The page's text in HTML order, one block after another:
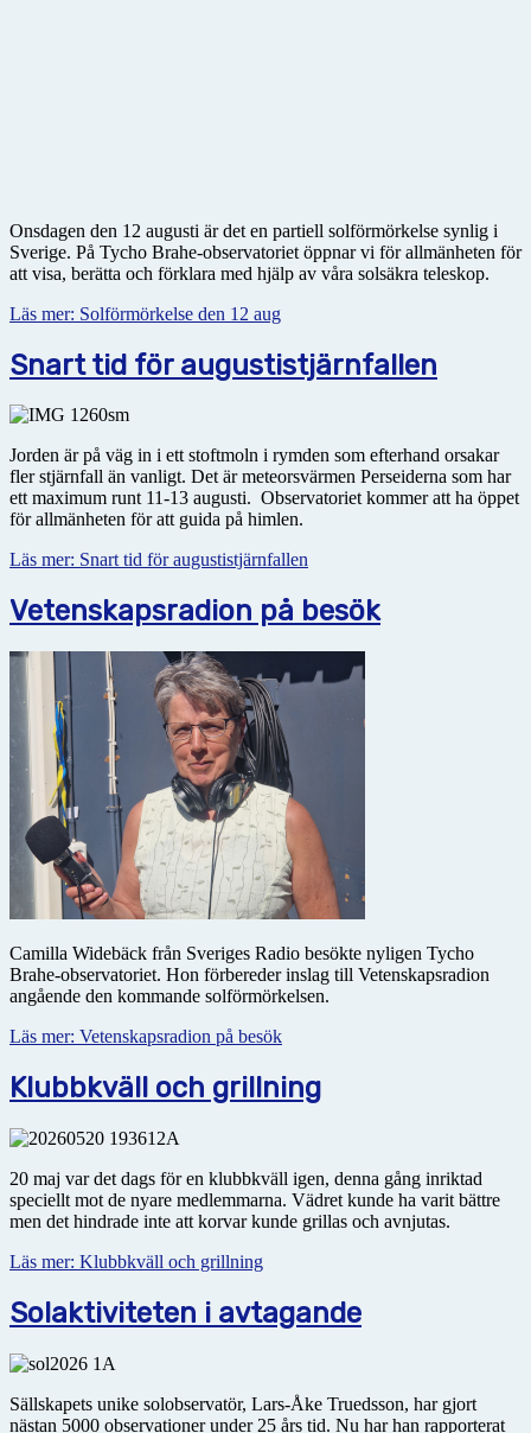
Onsdagen den 12 augusti är det en partiell solförmörkelse synlig i
Sverige. På Tycho Brahe-observatoriet öppnar vi för allmänheten för
att visa, berätta och förklara med hjälp av våra solsäkra teleskop.
Läs mer: Solförmörkelse den 12 aug
Snart tid för augustistjärnfallen
Jorden är på väg in i ett stoftmoln i rymden som efterhand orsakar
fler stjärnfall än vanligt. Det är meteorsvärmen Perseiderna som har
ett maximum runt 11-13 augusti. Observatoriet kommer att ha öppet
för allmänheten för att guida på himlen.
Läs mer: Snart tid för augustistjärnfallen
Vetenskapsradion på besök
Camilla Widebäck från Sveriges Radio besökte nyligen Tycho
Brahe-observatoriet. Hon förbereder inslag till Vetenskapsradion
angående den kommande solförmörkelsen.
Läs mer: Vetenskapsradion på besök
Klubbkväll och grillning
20 maj var det dags för en klubbkväll igen, denna gång inriktad
speciellt mot de nyare medlemmarna. Vädret kunde ha varit bättre
men det hindrade inte att korvar kunde grillas och avnjutas.
Läs mer: Klubbkväll och grillning
Solaktiviteten i avtagande
Sällskapets unike solobservatör, Lars-Åke Truedsson, har gjort
nästan 5000 observationer under 25 års tid. Nu har han rapporterat